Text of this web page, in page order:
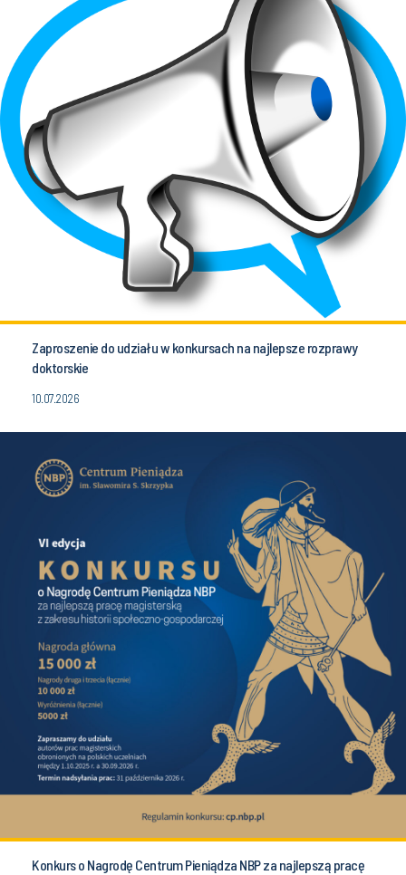
Zaproszenie do udziału w konkursach na najlepsze rozprawy
doktorskie
10.07.2026
Konkurs o Nagrodę Centrum Pieniądza NBP za najlepszą pracę